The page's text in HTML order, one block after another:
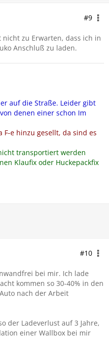
#9
zu Erwarten, dass ich in
Anschluß zu laden.
auf die Straße. Leider gibt
denen einer schon Im
F-e hinzu gesellt, da sind es
transportiert werden
Klaufix oder Huckepackfix
#10
bei mir. Ich lade
kommen so 30-40% in den
nach der Arbeit
der Ladeverlust auf 3 Jahre,
einer Wallbox bei mir